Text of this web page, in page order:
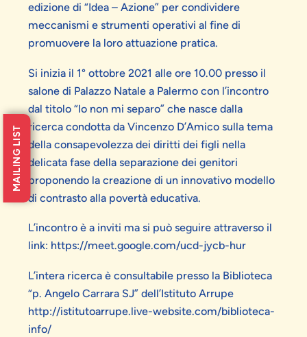
edizione di “Idea – Azione” per condividere
meccanismi e strumenti operativi al fine di
promuovere la loro attuazione pratica.
Si inizia il 1° ottobre 2021 alle ore 10.00 presso il
salone di Palazzo Natale a Palermo con l’incontro
dal titolo “Io non mi separo” che nasce dalla
ricerca condotta da Vincenzo D’Amico sulla tema
della consapevolezza dei diritti dei figli nella
delicata fase della separazione dei genitori
proponendo la creazione di un innovativo modello
di contrasto alla povertà educativa.
L’incontro è a inviti ma si può seguire attraverso il
link: https://meet.google.com/ucd-jycb-hur
L’intera ricerca è consultabile presso la Biblioteca
“p. Angelo Carrara SJ” dell’Istituto Arrupe
http://istitutoarrupe.live-website.com/biblioteca-
info/
MAILING LIST